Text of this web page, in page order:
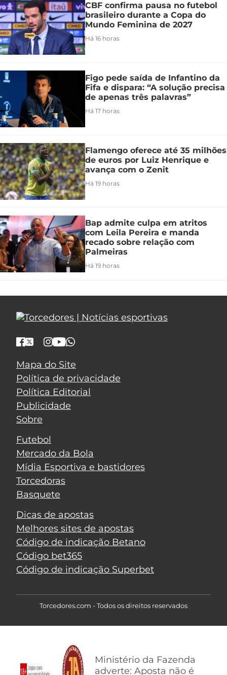
CBF confirma pausa no futebol
brasileiro durante a Copa do
Mundo Feminina de 2027
Há 16 horas
Figo pede saída de Infantino da
Fifa e dispara: “A solução precisa
de apenas três palavras”
Há 17 horas
Flamengo oferece até 35 milhões
de euros por Luiz Henrique e
avança com o Zenit
Há 19 horas
Bap admite culpa em atritos
com Leila Pereira e manda
recado sobre relação com
Palmeiras
Há 19 horas
Mapa do Site
Política de privacidade
Política Editorial
Publicidade
Sobre
Futebol
Mercado da Bola
Mídia Esportiva e bastidores
Torcedoras
Basquete
Dicas de apostas
Melhores sites de apostas
Código de indicação Betano
Código bet365
Código de indicação Superbet
Torcedores.com - Todos os direitos reservados
Ministério da Fazenda
adverte: Aposta não é